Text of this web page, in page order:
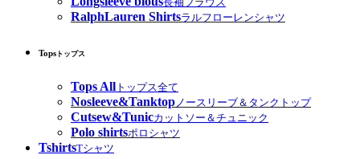
RalphLauren Shirtsラルフローレンシャツ
Tops トップス
Tops All トップス全て
Nosleeve&Tanktopノースリーブ＆タンクトップ
Cutsew&Tunicカットソー＆チュニック
Polo shirtsポロシャツ
TshirtsTシャツ